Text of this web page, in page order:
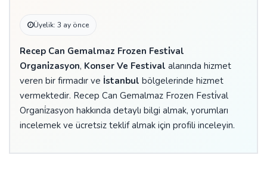
Üyelik: 3 ay önce
Recep Can Gemalmaz Frozen Festi̇val
Organi̇zasyon, Konser Ve Festival alanında hizmet
veren bir firmadır ve İstanbul bölgelerinde hizmet
vermektedir. Recep Can Gemalmaz Frozen Festi̇val
Organi̇zasyon hakkında detaylı bilgi almak, yorumları
incelemek ve ücretsiz teklif almak için profili inceleyin.